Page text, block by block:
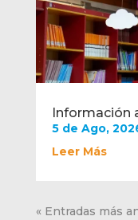
Información
5 de Ago,
Leer Más
« Entradas más